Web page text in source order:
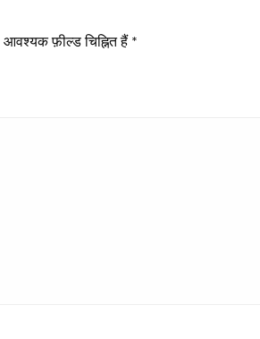
आवश्यक फ़ील्ड चिह्नित हैं *